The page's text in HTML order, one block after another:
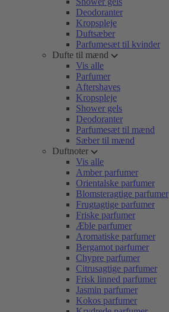
Deodoranter
Kropspleje
Duftsæber
Parfumesæt til kvinder
Dufte til mænd
Vis alle
Parfumer
Aftershaves
Kropspleje
Shower gels
Deodoranter
Parfumesæt til mænd
Sæber til mænd
Duftnoter
Vis alle
Amber parfumer
Orientalske parfumer
Blomsteragtige parfumer
Frugtagtige parfumer
Friske parfumer
Æble parfumer
Aromatiske parfumer
Bergamot parfumer
Chypre parfumer
Citrusagtige parfumer
Frisk linned parfumer
Jasmin parfumer
Kokos parfumer